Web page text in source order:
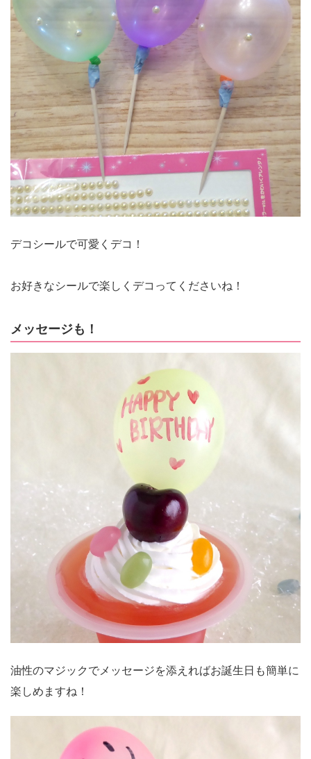
デコシールで可愛くデコ！
お好きなシールで楽しくデコってくださいね！
メッセージも！
油性のマジックでメッセージを添えればお誕生日も簡単に
楽しめますね！